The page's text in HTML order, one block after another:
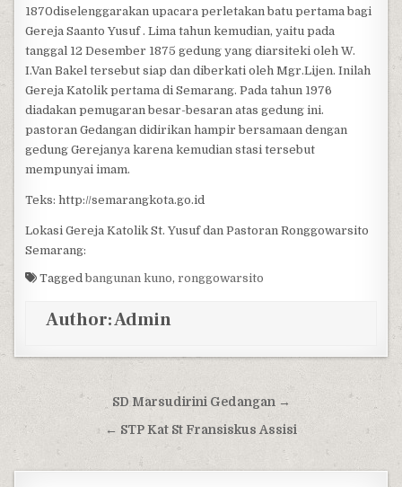
1870diselenggarakan upacara perletakan batu pertama bagi
Gereja Saanto Yusuf . Lima tahun kemudian, yaitu pada
tanggal 12 Desember 1875 gedung yang diarsiteki oleh W.
I.Van Bakel tersebut siap dan diberkati oleh Mgr.Lijen. Inilah
Gereja Katolik pertama di Semarang. Pada tahun 1976
diadakan pemugaran besar-besaran atas gedung ini.
pastoran Gedangan didirikan hampir bersamaan dengan
gedung Gerejanya karena kemudian stasi tersebut
mempunyai imam.
Teks: http://semarangkota.go.id
Lokasi Gereja Katolik St. Yusuf dan Pastoran Ronggowarsito
Semarang:
Taggedbangunan kuno,ronggowarsito
Author:Admin
Post navigationSD Marsudirini Gedangan →
← STP Kat St Fransiskus Assisi